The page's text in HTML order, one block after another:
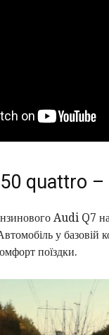
quattro –
Audi Q7
у базовій
поїздки.